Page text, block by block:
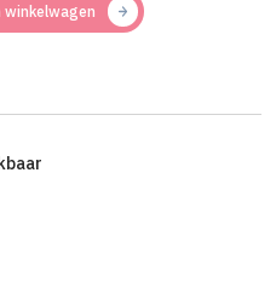
winkelwagen